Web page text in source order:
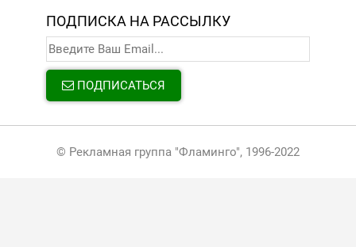
ПОДПИСКА НА РАССЫЛКУ
ПОДПИСАТЬСЯ
© Рекламная группа "Фламинго", 1996-2022